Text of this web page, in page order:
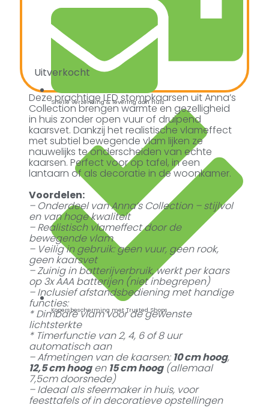
Snelle verzending & levering aan huis
Kopersbescherming met Trusted Shops
Uitverkocht
Deze prachtige LED stompkaarsen uit Anna’s
Collection brengen warmte en gezelligheid
in huis zonder open vuur of druipend
kaarsvet. Dankzij het realistische vlameffect
met subtiel bewegende vlam lijken ze
nauwelijks te onderscheiden van echte
kaarsen. Perfect voor op tafel, in een
lantaarn of als decoratie in de woonkamer.
Voordelen:
– Onderdeel van Anna’s Collection – stijlvol
en van hoge kwaliteit
– Realistisch vlameffect door de
bewegende vlam
– Veilig in gebruik: geen vuur, geen rook,
geen kaarsvet
– Zuinig in batterijverbruik, werkt per kaars
op 3x AAA batterijen (niet inbegrepen)
– Inclusief afstandsbediening met handige
functies:
* Dimbare vlam voor de gewenste
lichtsterkte
* Timerfunctie van 2, 4, 6 of 8 uur
automatisch aan
– Afmetingen van de kaarsen: 10 cm hoog,
12,5 cm hoogen 15 cm hoog(allemaal
7,5cm doorsnede)
– Ideaal als sfeermaker in huis, voor
feesttafels of in decoratieve opstellingen